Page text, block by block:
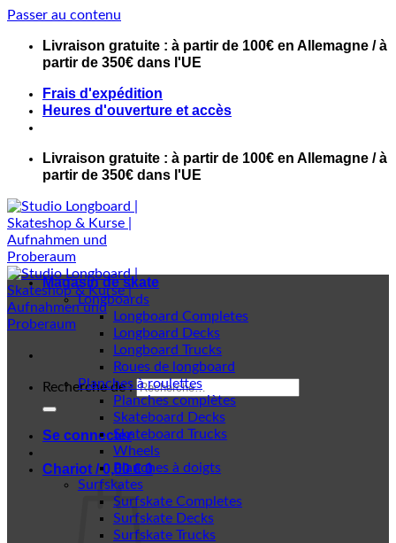
Passer au contenu
Livraison gratuite : à partir de 100€ en Allemagne / à
partir de 350€ dans l'UE
Frais d'expédition
Heures d'ouverture et accès
Livraison gratuite : à partir de 100€ en Allemagne / à
partir de 350€ dans l'UE
Recherche de :
Se connecter
Chariot /0,00€ 0
Magasin de skate
Longboards
Longboard Completes
Longboard Decks
Longboard Trucks
Roues de longboard
Planches à roulettes
Planches complètes
Skateboard Decks
Skateboard Trucks
Wheels
Planches à doigts
Surfskates
Surfskate Completes
Surfskate Decks
Surfskate Trucks